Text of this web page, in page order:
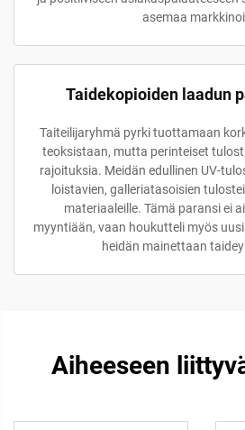
asemaa
Taidekopioiden laadun
Taiteilijaryhmä pyrki tuottamaan
teoksistaan, mutta perinteiset
rajoituksia. Meidän edullinen UV-
loistavien, galleriatasoisien
materiaaleille. Tämä paransi ei
myyntiään, vaan houkutteli myös
heidän mainettaan
Aiheeseen